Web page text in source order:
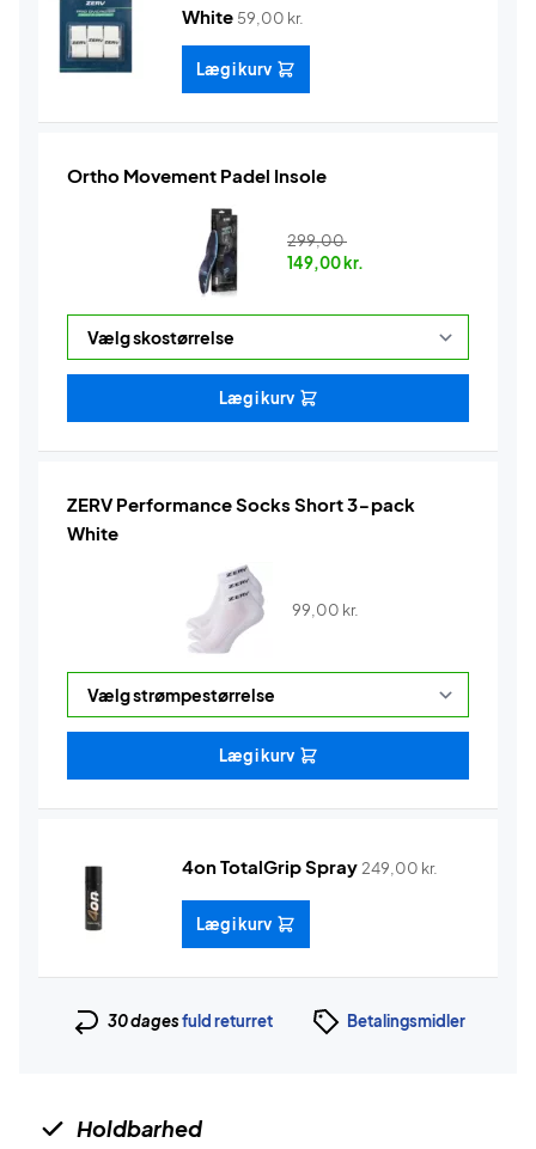
White 59,00 kr.
Læg i kurv
Ortho Movement Padel Insole
299,00
149,00 kr.
Læg i kurv
ZERV Performance Socks Short 3-pack
White
99,00 kr.
Læg i kurv
4on TotalGrip Spray 249,00 kr.
Læg i kurv
30 dagesfuld returret Betalingsmidler
Holdbarhed